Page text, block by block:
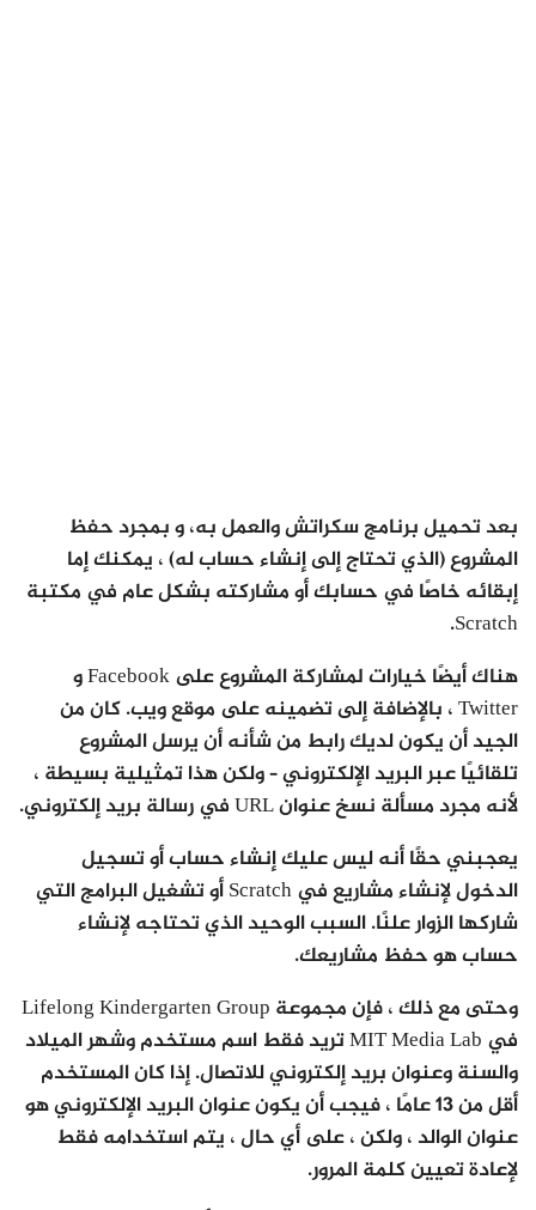
بعد تحميل برنامج سكراتش والعمل به، و بمجرد حفظ
المشروع (الذي تحتاج إلى إنشاء حساب له) ، يمكنك إما
إبقائه خاصًا في حسابك أو مشاركته بشكل عام في مكتبة
Scratch.
هناك أيضًا خيارات لمشاركة المشروع على Facebook و
Twitter ، بالإضافة إلى تضمينه على موقع ويب. كان من
الجيد أن يكون لديك رابط من شأنه أن يرسل المشروع
تلقائيًا عبر البريد الإلكتروني – ولكن هذا تمثيلية بسيطة ،
لأنه مجرد مسألة نسخ عنوان URL في رسالة بريد إلكتروني.
يعجبني حقًا أنه ليس عليك إنشاء حساب أو تسجيل
الدخول لإنشاء مشاريع في Scratch أو تشغيل البرامج التي
شاركها الزوار علنًا. السبب الوحيد الذي تحتاجه لإنشاء
حساب هو حفظ مشاريعك.
وحتى مع ذلك ، فإن مجموعة Lifelong Kindergarten Group
في MIT Media Lab تريد فقط اسم مستخدم وشهر الميلاد
والسنة وعنوان بريد إلكتروني للاتصال. إذا كان المستخدم
أقل من 13 عامًا ، فيجب أن يكون عنوان البريد الإلكتروني هو
عنوان الوالد ، ولكن ، على أي حال ، يتم استخدامه فقط
لإعادة تعيين كلمة المرور.